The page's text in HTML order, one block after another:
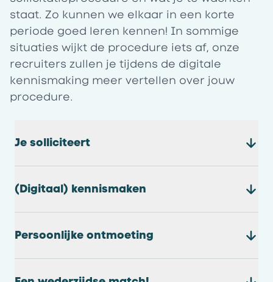
staat. Zo kunnen we elkaar in een korte
periode goed leren kennen! In sommige
situaties wijkt de procedure iets af, onze
recruiters zullen je tijdens de digitale
kennismaking meer vertellen over jouw
procedure.
Je solliciteert
(Digitaal) kennismaken
Persoonlijke ontmoeting